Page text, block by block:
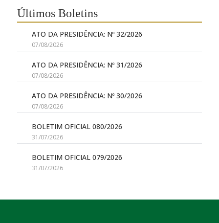
Últimos Boletins
ATO DA PRESIDÊNCIA: Nº 32/2026
07/08/2026
ATO DA PRESIDÊNCIA: Nº 31/2026
07/08/2026
ATO DA PRESIDÊNCIA: Nº 30/2026
07/08/2026
BOLETIM OFICIAL 080/2026
31/07/2026
BOLETIM OFICIAL 079/2026
31/07/2026